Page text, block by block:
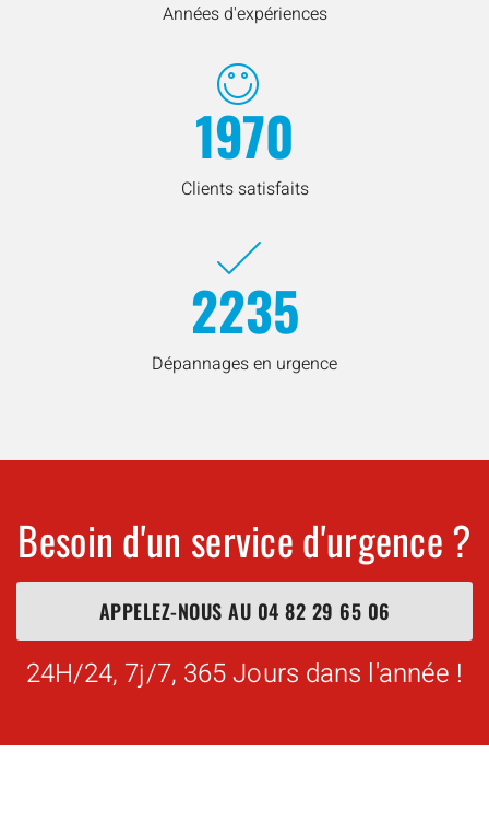
Années d'expériences
1970
Clients satisfaits
2235
Dépannages en urgence
Besoin d'un service d'urgence ?
APPELEZ-NOUS AU 04 82 29 65 06
24H/24, 7j/7, 365 Jours dans l'année !